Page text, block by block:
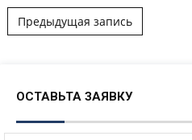
Post navigation
Предыдущая запись
ОСТАВЬТА ЗАЯВКУ